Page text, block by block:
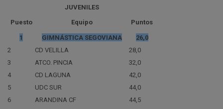
JUVENILES
Puesto
Equipo Puntos
1 GIMNÁSTICA SEGOVIANA
26,0
2
CD VELILLA
28,0
3
ATCO. PINCIA
32,0
4
CD LAGUNA
42,0
5
UDC SUR
44,0
6
ARANDINA CF
44,5